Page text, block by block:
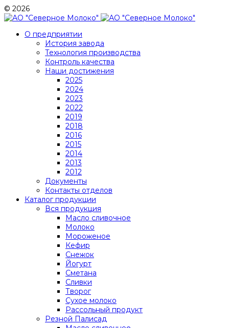
© 2026
О предприятии
История завода
Технология производства
Контроль качества
Наши достижения
2025
2024
2023
2022
2019
2018
2016
2015
2014
2013
2012
Документы
Контакты отделов
Каталог продукции
Вся продукция
Масло сливочное
Молоко
Мороженое
Кефир
Снежок
Йогурт
Сметана
Сливки
Творог
Сухое молоко
Рассольный продукт
Резной Палисад